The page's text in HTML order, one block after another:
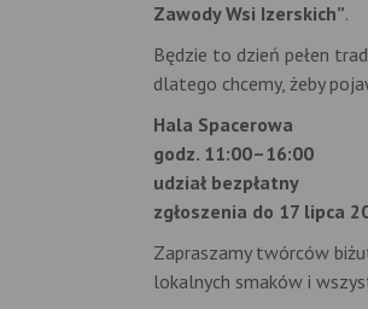
Zawody Wsi Izerskich”.
Będzie to dzień pełen
dlatego chcemy, żeby
Hala Spacerowa
godz. 11:00–16:00
udział bezpłatny
zgłoszenia do 17 lipca
Zapraszamy twórców
lokalnych smaków i